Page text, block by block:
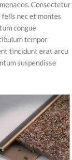
Consectetur
nec et montes
congue
tempor
tincidunt erat arcu
suspendisse